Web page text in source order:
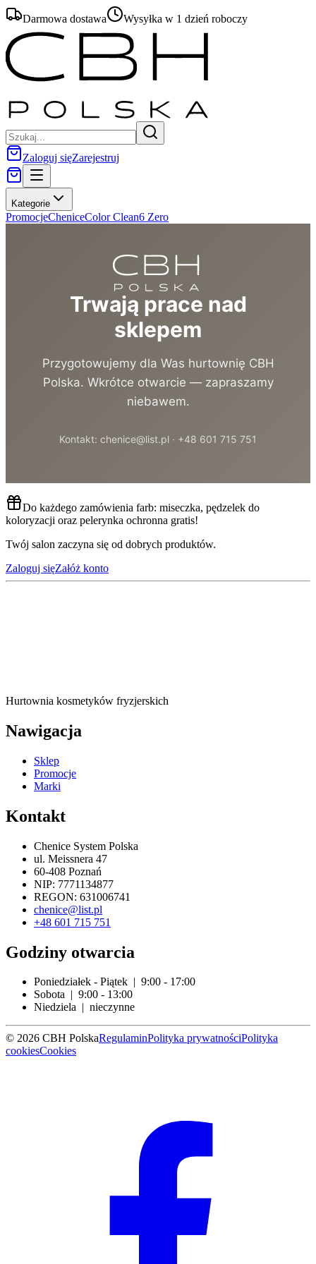
Darmowa dostawa Wysyłka w 1 dzień roboczy
Zaloguj sięZarejestruj
Kategorie
PromocjeCheniceColor Clean6 Zero
Trwają prace nad
sklepem
Przygotowujemy dla Was hurtownię CBH
Polska. Wkrótce otwarcie — zapraszamy
niebawem.
Kontakt: chenice@list.pl · +48 601 715 751
Do każdego zamówienia farb: miseczka, pędzelek do
koloryzacji oraz pelerynka ochronna gratis!
Twój salon zaczyna się od dobrych produktów.
Zaloguj sięZałóż konto
Hurtownia kosmetyków fryzjerskich
Nawigacja
Sklep
Promocje
Marki
Kontakt
Chenice System Polska
ul. Meissnera 47
60-408 Poznań
NIP: 7771134877
REGON: 631006741
chenice@list.pl
+48 601 715 751
Godziny otwarcia
Poniedziałek - Piątek | 9:00 - 17:00
Sobota | 9:00 - 13:00
Niedziela | nieczynne
© 2026 CBH PolskaRegulaminPolityka prywatnościPolityka
cookiesCookies